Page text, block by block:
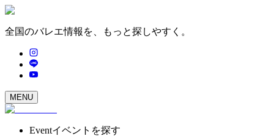
全国のバレエ情報を、もっと探しやすく。
MENU
Eventイベントを探す